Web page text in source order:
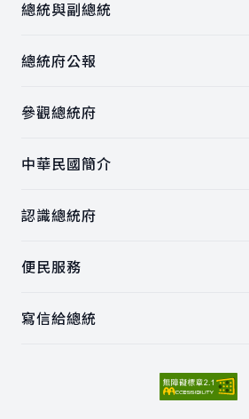
總統與副總統
總統府公報
參觀總統府
中華民國簡介
認識總統府
便民服務
寫信給總統